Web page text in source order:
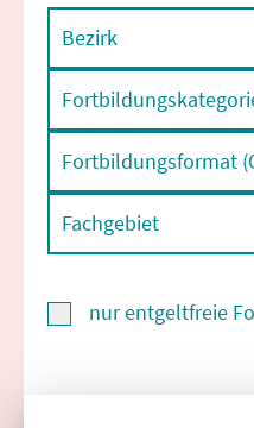
Bezirk
Fortbildungsformat
Fachgebiet
nur entgeltfreie